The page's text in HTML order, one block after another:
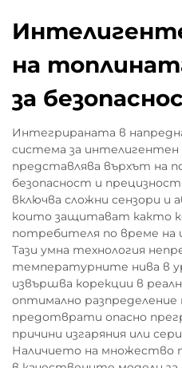
на
за
Интегрираната в
система за
представлява върхът на
безопасност и
включва сложни сензори и
които защитават както
потребителя по време на
Тази умна технология
температурните нива в
извършва корекции в
оптимално
предотврати опасно
причини изгаряния или
Наличието на множество